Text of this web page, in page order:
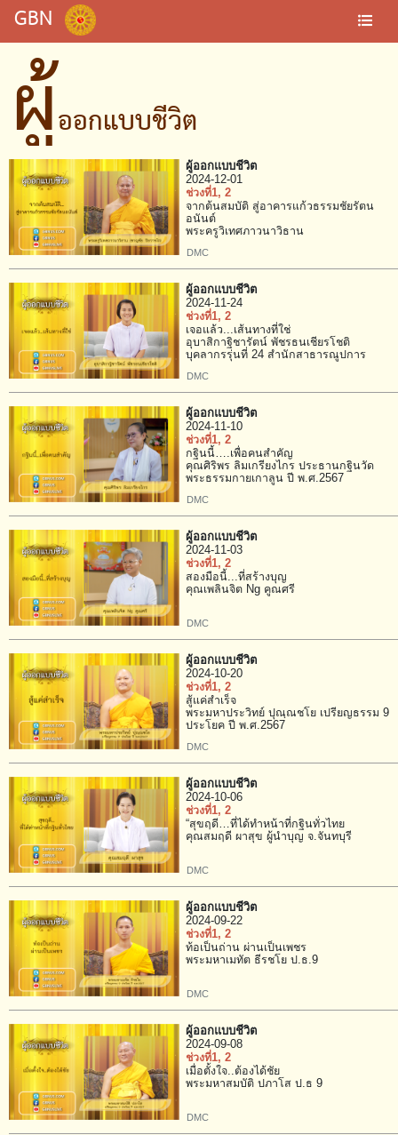
GBN
ผู้ออกแบบชีวิต
ผู้ออกแบบชีวิต
2024-12-01
ช่วงที่1, 2
จากต้นสมบัติ สู่อาคารแก้วธรรมชัยรัตน
อนันต์
พระครูวิเทศภาวนาวิธาน
DMC
ผู้ออกแบบชีวิต
2024-11-24
ช่วงที่1, 2
เจอแล้ว...เส้นทางที่ใช่
อุบาสิกาฐิชารัตน์ พัชรธนเชียรโชติ
บุคลากรรุ่นที่ 24 สำนักสาธารณูปการ
DMC
ผู้ออกแบบชีวิต
2024-11-10
ช่วงที่1, 2
กฐินนี้….เพื่อคนสำคัญ
คุณศิริพร ลิมเกรียงไกร ประธานกฐินวัด
พระธรรมกายเกาลูน ปี พ.ศ.2567
DMC
ผู้ออกแบบชีวิต
2024-11-03
ช่วงที่1, 2
สองมือนี้...ที่สร้างบุญ
คุณเพลินจิต Ng คูณศรี
DMC
ผู้ออกแบบชีวิต
2024-10-20
ช่วงที่1, 2
สู้แค่สำเร็จ
พระมหาประวิทย์ ปุณฺณชโย เปรียญธรรม 9
ประโยค ปี พ.ศ.2567
DMC
ผู้ออกแบบชีวิต
2024-10-06
ช่วงที่1, 2
“สุขฤดี…ที่ได้ทำหน้าที่กฐินทั่วไทย
คุณสมฤดี ผาสุข ผู้นำบุญ จ.จันทบุรี
DMC
ผู้ออกแบบชีวิต
2024-09-22
ช่วงที่1, 2
ท้อเป็นถ่าน ผ่านเป็นเพชร
พระมหาเมทัต ธีรชโย ป.ธ.9
DMC
ผู้ออกแบบชีวิต
2024-09-08
ช่วงที่1, 2
เมื่อตั้งใจ..ต้องได้ชัย
พระมหาสมบัติ ปภาโส ป.ธ 9
DMC